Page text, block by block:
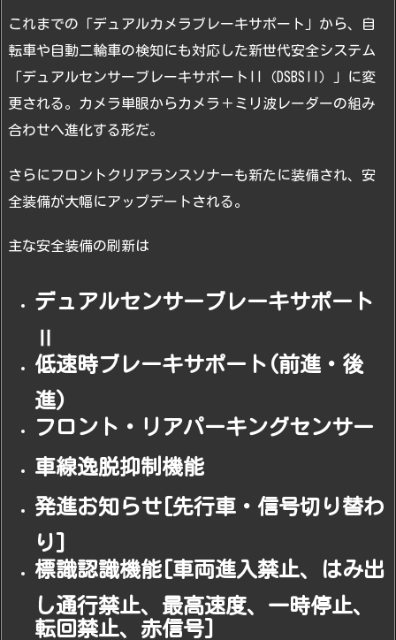
これまでの「デュアルカメラブレーキサポート」から、自
転車や自動二輪車の検知にも対応した新世代安全システム
「デュアルセンサーブレーキサポートII（DSBSII）」に変
更される。カメラ単眼からカメラ＋ミリ波レーダーの組み
合わせへ進化する形だ。
さらにフロントクリアランスソナーも新たに装備され、安
全装備が大幅にアップデートされる。
主な安全装備の刷新は
デュアルセンサーブレーキサポート
Ⅱ
低速時ブレーキサポート(前進・後
進)
フロント・リアパーキングセンサー
車線逸脱抑制機能
発進お知らせ[先行車・信号切り替わ
り]
標識認識機能[車両進入禁止、はみ出
し通行禁止、最高速度、一時停止、
転回禁止、赤信号]